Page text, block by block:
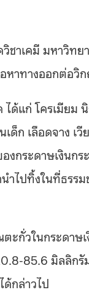
ชาเคมี มหาวิทย
หาทางออกต่อวิ
ด้แก่ โครเมียม
ด็ก เลือดจาง เ
งกระดาษเงินก
ำไปทิ้งในที่ธรร
ะกั่วในกระดาษ
85.6 มิลลิก
กล่าวไป